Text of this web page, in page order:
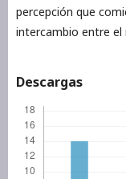
percepción que
intercambio entre el
Descargas